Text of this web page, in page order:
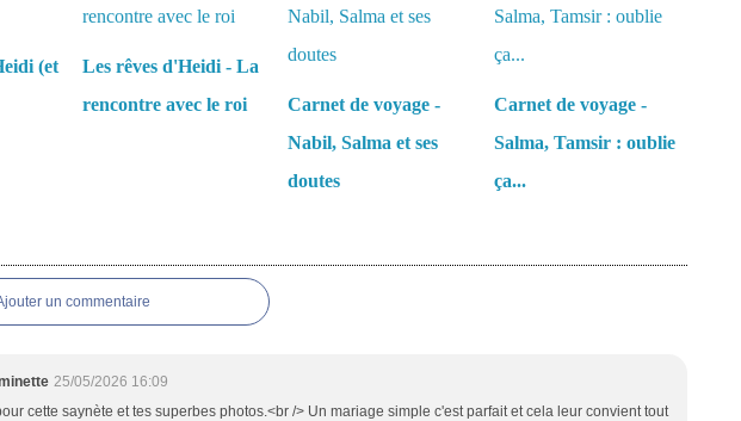
(et
Les rêves d'Heidi - La
rencontre avec le roi
Carnet de voyage -
Nabil, Salma et ses
doutes
Carnet de voyage -
Salma, Tamsir : oublie
ça...
un commentaire
25/05/2026 16:09
cette saynète et tes superbes photos.<br /> Un mariage simple c'est parfait et cela leur convient tout